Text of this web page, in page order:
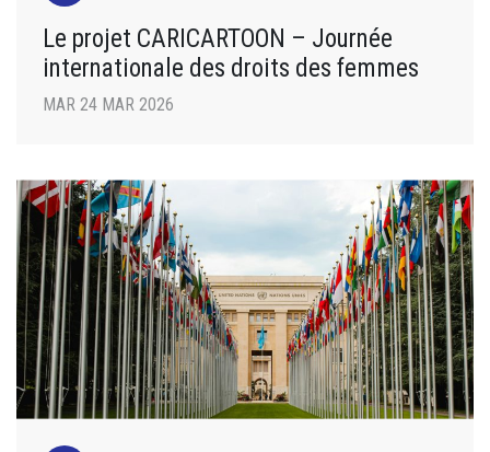
Le projet CARICARTOON – Journée
internationale des droits des femmes
MAR 24 MAR 2026